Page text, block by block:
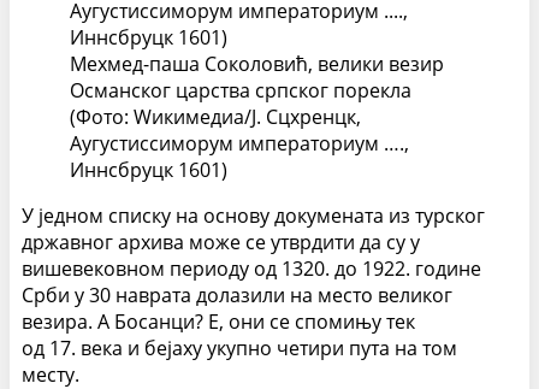
Мехмед-паша Соколовић, велики везир
Османског царства српског порекла
(Фото: Wикимедиа/Ј. Сцхренцк,
Аугустиссиморум императориум ….,
Иннсбруцк 1601)
У једном списку на основу докумената из турског
државног архива може се утврдити да су у
вишевековном периоду од 1320. до 1922. године
Срби у 30 наврата долазили на место великог
везира. А Босанци? Е, они се спомињу тек
од 17. века и бејаху укупно четири пута на том
месту.